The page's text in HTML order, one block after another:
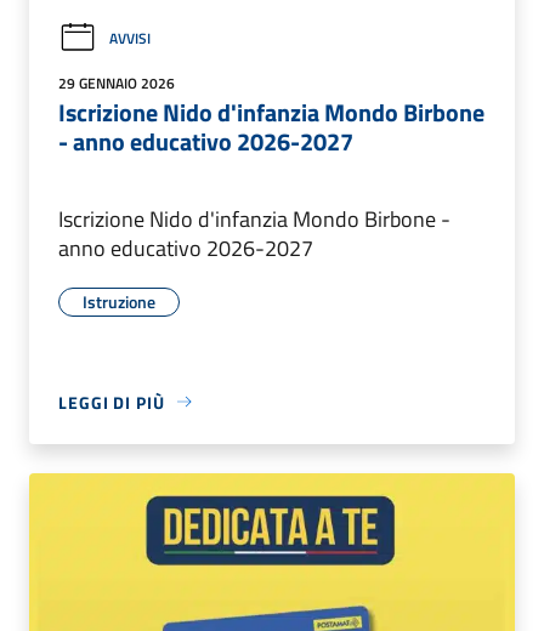
AVVISI
29 GENNAIO 2026
Iscrizione Nido d'infanzia Mondo Birbone
- anno educativo 2026-2027
Iscrizione Nido d'infanzia Mondo Birbone -
anno educativo 2026-2027
Istruzione
LEGGI DI PIÙ